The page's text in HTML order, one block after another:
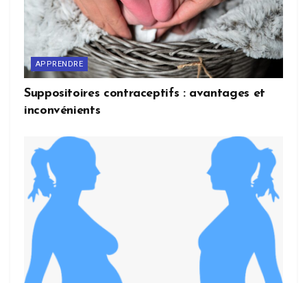
APPRENDRE
Suppositoires contraceptifs : avantages et
inconvénients